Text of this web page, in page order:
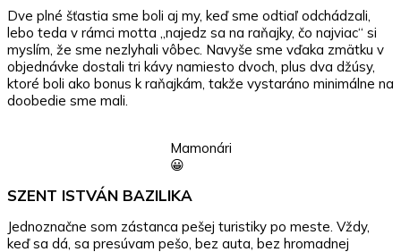
Dve plné šťastia sme boli aj my, keď sme odtiaľ odchádzali,
lebo teda v rámci motta „najedz sa na raňajky, čo najviac“ si
myslím, že sme nezlyhali vôbec. Navyše sme vďaka zmätku v
objednávke dostali tri kávy namiesto dvoch, plus dva džúsy,
ktoré boli ako bonus k raňajkám, takže vystaráno minimálne na
doobedie sme mali.
Mamonári
😀
SZENT ISTVÁN BAZILIKA
Jednoznačne som zástanca pešej turistiky po meste. Vždy,
keď sa dá, sa presúvam pešo, bez auta, bez hromadnej